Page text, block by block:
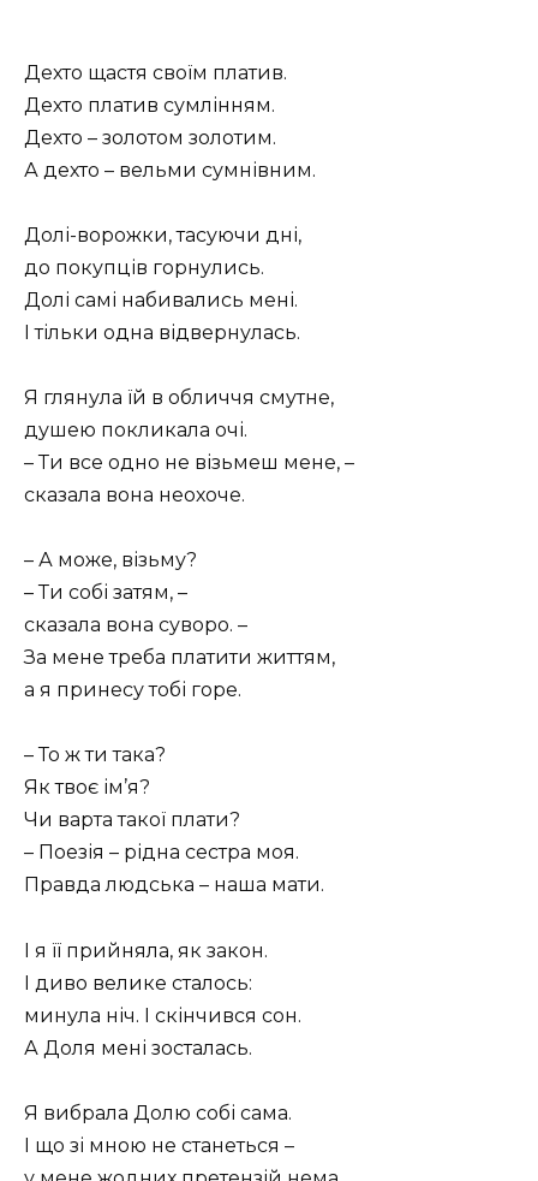
Дехто щастя своїм платив.
Дехто платив сумлінням.
Дехто – золотом золотим.
А дехто – вельми сумнівним.
Долі-ворожки, тасуючи дні,
до покупців горнулись.
Долі самі набивались мені.
І тільки одна відвернулась.
Я глянула їй в обличчя смутне,
душею покликала очі.
– Ти все одно не візьмеш мене, –
сказала вона неохоче.
– А може, візьму?
– Ти собі затям, –
сказала вона суворо. –
За мене треба платити життям,
а я принесу тобі горе.
– То ж ти така?
Як твоє ім’я?
Чи варта такої плати?
– Поезія – рідна сестра моя.
Правда людська – наша мати.
І я її прийняла, як закон.
І диво велике сталось:
минула ніч. І скінчився сон.
А Доля мені зосталась.
Я вибрала Долю собі сама.
І що зі мною не станеться –